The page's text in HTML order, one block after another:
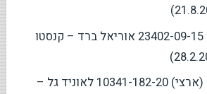
רשות: ע"ע 23402-09-15 אוריאל ברד – קנסטו
רשות: ע"ע (ארצי) 10341-182-20 לאוניד גל –